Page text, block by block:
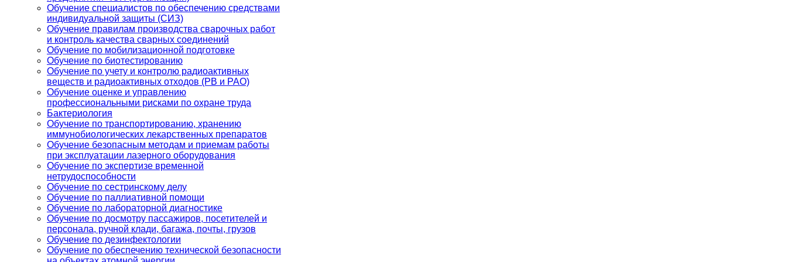
Обучение специалистов по обеспечению средствами
индивидуальной защиты (СИЗ)
Обучение правилам производства сварочных работ
и контроль качества сварных соединений
Обучение по мобилизационной подготовке
Обучение по биотестированию
Обучение по учету и контролю радиоактивных
веществ и радиоактивных отходов (РВ и РАО)
Обучение оценке и управлению
профессиональными рисками по охране труда
Бактериология
Обучение по транспортированию, хранению
иммунобиологических лекарственных препаратов
Обучение безопасным методам и приемам работы
при эксплуатации лазерного оборудования
Обучение по экспертизе временной
нетрудоспособности
Обучение по сестринскому делу
Обучение по паллиативной помощи
Обучение по лабораторной диагностике
Обучение по досмотру пассажиров, посетителей и
персонала, ручной клади, багажа, почты, грузов
Обучение по дезинфектологии
Обучение по обеспечению технической безопасности